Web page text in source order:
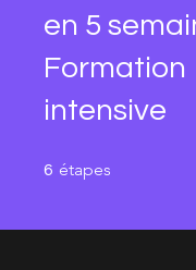
en 5
Formation
intensive
6 étapes